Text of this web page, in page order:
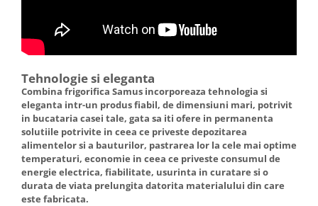
Tehnologie si eleganta
Combina frigorifica Samus incorporeaza tehnologia si
eleganta intr-un produs fiabil, de dimensiuni mari, potrivit
in bucataria casei tale, gata sa iti ofere in permanenta
solutiile potrivite in ceea ce priveste depozitarea
alimentelor si a bauturilor, pastrarea lor la cele mai optime
temperaturi, economie in ceea ce priveste consumul de
energie electrica, fiabilitate, usurinta in curatare si o
durata de viata prelungita datorita materialului din care
este fabricata.